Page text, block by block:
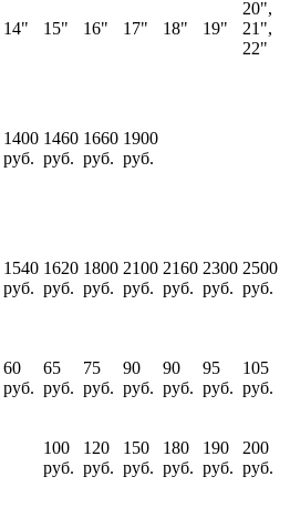
14" 15" 16" 17" 18" 19"
20",
21",
22"
1400
руб.
1460
руб.
1660
руб.
1900
руб.
1540
руб.
1620
руб.
1800
руб.
2100
руб.
2160
руб.
2300
руб.
2500
руб.
60
руб.
65
руб.
75
руб.
90
руб.
90
руб.
95
руб.
105
руб.
100
руб.
120
руб.
150
руб.
180
руб.
190
руб.
200
руб.